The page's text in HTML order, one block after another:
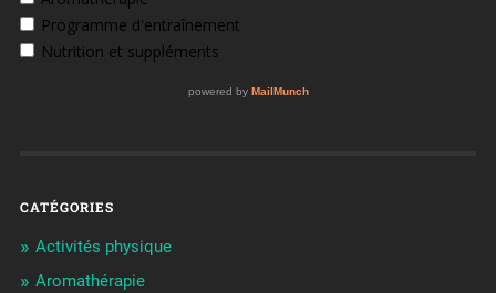
CATÉGORIES
Activités physique
Aromathérapie